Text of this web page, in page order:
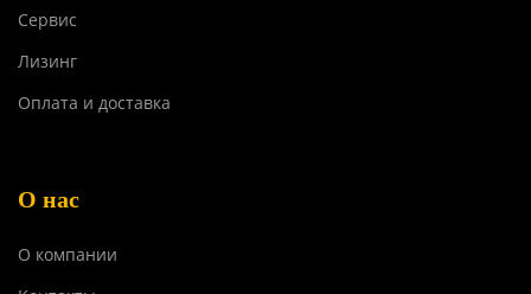
Сервис
Лизинг
Оплата и доставка
О нас
О компании